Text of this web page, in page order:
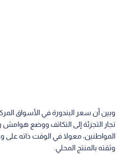
تجار التجزئة إلى التكاتف ووضع
المواطنين، معولا في الوقت ذاته على
وثقته بالمنتج المحلي.